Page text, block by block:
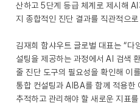
산하고 5단계 등급 체계로 제시해
지 종합적인 진단 결과를 직관적으
김재희 함샤우트 글로벌 대표는 “다
설팅을 제공하는 과정에서 AI 검색
줄 진단 도구의 필요성을 확인해 이
통합 컨설팅과 AIBA를 함께 적용한
추적하고 관리해야 할 새로운 지표